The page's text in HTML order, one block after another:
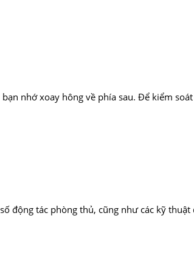
nhớ xoay hông về phía sau. Để kiểm
động tác phòng thủ, cũng như các kỹ